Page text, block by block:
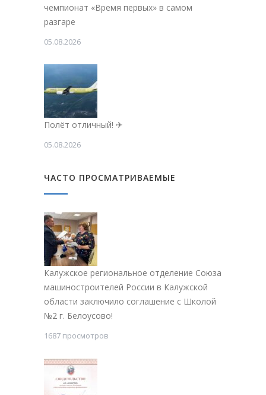
чемпионат «Время первых» в самом
разгаре
05.08.2026
Полёт отличный! ✈
05.08.2026
ЧАСТО ПРОСМАТРИВАЕМЫЕ
Калужское региональное отделение Союза
машиностроителей России в Калужской
области заключило соглашение с Школой
№2 г. Белоусово!
1687 просмотров